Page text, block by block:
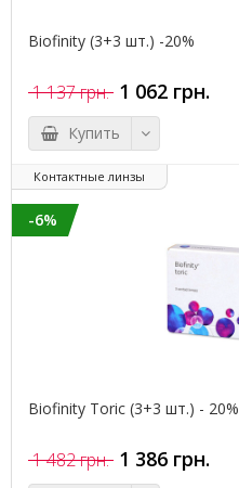
Biofinity (3+3 шт.) -20%
1 137 грн. 1 062 грн.
Купить
Контактные линзы
-6%
Biofinity Toric (3+3 шт.) - 20%
1 482 грн. 1 386 грн.